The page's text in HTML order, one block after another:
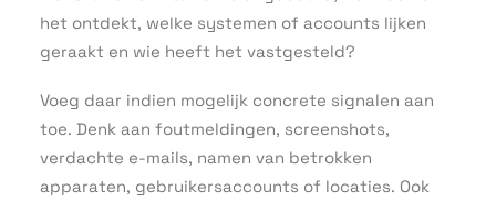
het ontdekt, welke systemen of accounts lijken
geraakt en wie heeft het vastgesteld?
Voeg daar indien mogelijk concrete signalen aan
toe. Denk aan foutmeldingen, screenshots,
verdachte e-mails, namen van betrokken
apparaten, gebruikersaccounts of locaties. Ook